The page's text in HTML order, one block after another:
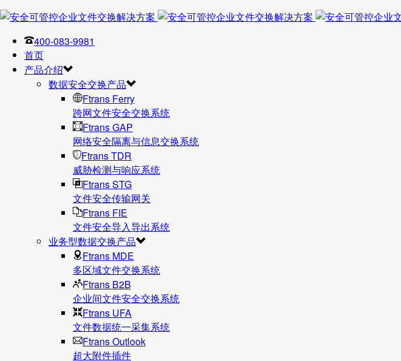
400-083-9981
首页
产品介绍
数据安全交换产品
Ftrans Ferry
跨网文件安全交换系统
Ftrans GAP
网络安全隔离与信息交换系统
Ftrans TDR
威胁检测与响应系统
Ftrans STG
文件安全传输网关
Ftrans FIE
文件安全导入导出系统
业务型数据交换产品
Ftrans MDE
多区域文件交换系统
Ftrans B2B
企业间文件安全交换系统
Ftrans UFA
文件数据统⼀采集系统
Ftrans Outlook
超大附件插件